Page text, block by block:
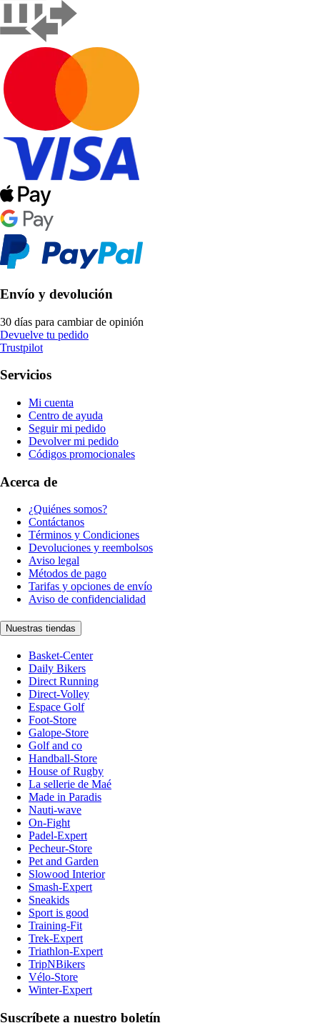
Envío y devolución
30 días para cambiar de opinión
Devuelve tu pedido
Trustpilot
Servicios
Mi cuenta
Centro de ayuda
Seguir mi pedido
Devolver mi pedido
Códigos promocionales
Acerca de
¿Quiénes somos?
Contáctanos
Términos y Condiciones
Devoluciones y reembolsos
Aviso legal
Métodos de pago
Tarifas y opciones de envío
Aviso de confidencialidad
Nuestras tiendas
Basket-Center
Daily Bikers
Direct Running
Direct-Volley
Espace Golf
Foot-Store
Galope-Store
Golf and co
Handball-Store
House of Rugby
La sellerie de Maé
Made in Paradis
Nauti-wave
On-Fight
Padel-Expert
Pecheur-Store
Pet and Garden
Slowood Interior
Smash-Expert
Sneakids
Sport is good
Training-Fit
Trek-Expert
Triathlon-Expert
TripNBikers
Vélo-Store
Winter-Expert
Suscríbete a nuestro boletín